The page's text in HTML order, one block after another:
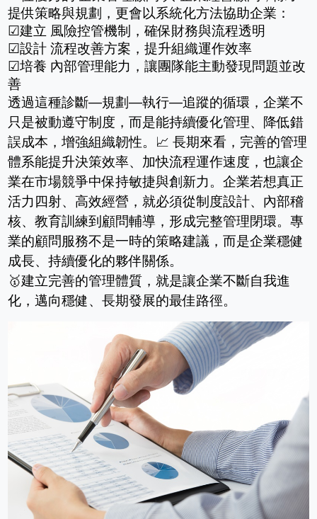
提供策略與規劃，更會以系統化方法協助企業：
☑建立 風險控管機制，確保財務與流程透明
☑設計 流程改善方案，提升組織運作效率
☑培養 內部管理能力，讓團隊能主動發現問題並改
善
透過這種診斷—規劃—執行—追蹤的循環，企業不
只是被動遵守制度，而是能持續優化管理、降低錯
誤成本，增強組織韌性。📈 長期來看，完善的管理
體系能提升決策效率、加快流程運作速度，也讓企
業在市場競爭中保持敏捷與創新力。企業若想真正
活力四射、高效經營，就必須從制度設計、內部稽
核、教育訓練到顧問輔導，形成完整管理閉環。專
業的顧問服務不是一時的策略建議，而是企業穩健
成長、持續優化的夥伴關係。
🥇建立完善的管理體質，就是讓企業不斷自我進
化，邁向穩健、長期發展的最佳路徑。